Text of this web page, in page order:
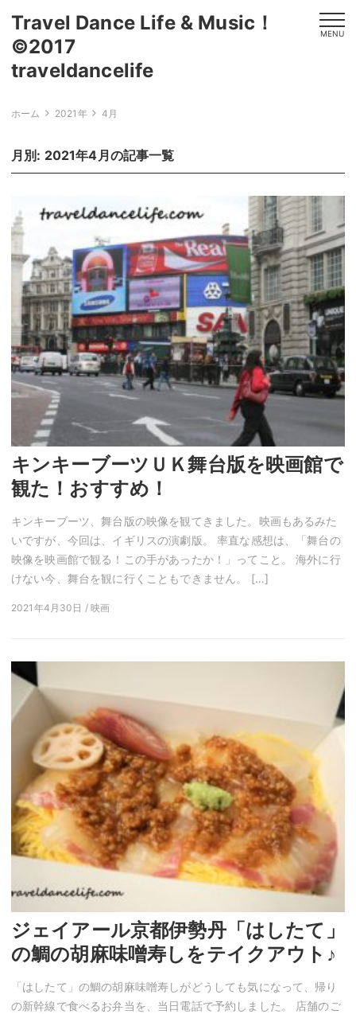
Travel Dance Life & Music！
©2017
MENU
ホーム 2021年 4月
月別: 2021年4月の記事一覧
キンキーブーツＵＫ舞台版を映画館で
観た！おすすめ！
キンキーブーツ、舞台版の映像を観てきました。映画もあるみた
いですが、今回は、イギリスの演劇版。 率直な感想は、「舞台の
映像を映画館で観る！この手があったか！」ってこと。 海外に行
けない今、舞台を観に行くこともできません。 […]
2021年4月30日 / 映画
ジェイアール京都伊勢丹「はしたて」
の鯛の胡麻味噌寿しをテイクアウト♪
「はしたて」の鯛の胡麻味噌寿しがどうしても気になって、帰り
の新幹線で食べるお弁当を、当日電話で予約しました。 店舗のご